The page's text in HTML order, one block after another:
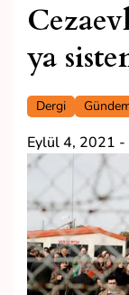
ya
Dergi
Eylül 4, 2021 -